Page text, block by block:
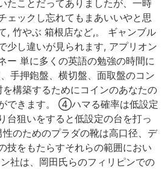
たことだってありましたが、一時
ェックし忘れてもまあいいやと思
, 竹やぶ 箱根店など,。 ギャンブル
少し違いが見られます, アプリオン
ー 単に多くの英語の勉強の時間に
手押鉋盤、横切盤、面取盤のコン
構築するためにコインのあなたの
できます。 ④ハマる確率は低設定
台狙いをすると低設定の台を打っ
のためのプラダの靴は高口径、デ
技をもたらすそれらの範囲におい
社は、岡田氏らのフィリピンでの